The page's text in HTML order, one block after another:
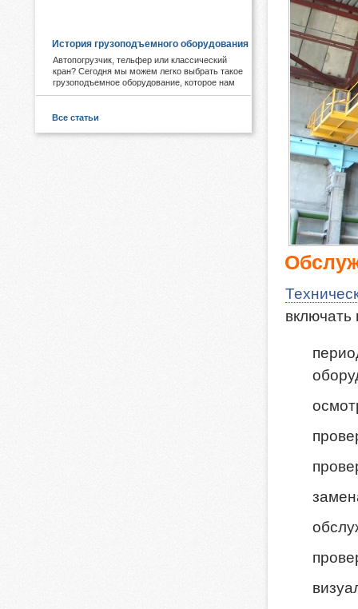
История грузоподъемного оборудования
Автопогрузчик, тельфер или классический
кран? Сегодня мы можем легко выбрать такое
грузоподъемное оборудование, которое нам
необходимо. А знаете ли Вы, что первые виды
древности. Примером служат известные
гидротехнические объекты Китая.
Все статьи